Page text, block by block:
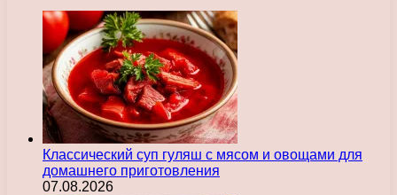
Классический суп гуляш с мясом и овощами для
домашнего приготовления
07.08.2026